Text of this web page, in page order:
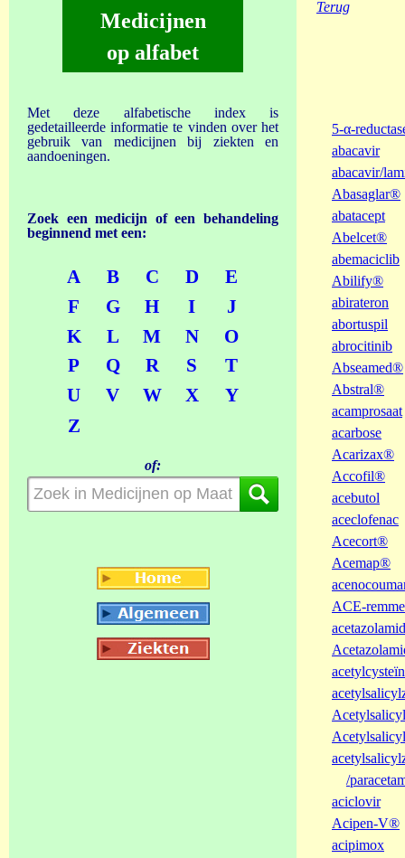
Medicijnen
op alfabet
Met deze alfabetische index is
gedetailleerde informatie te vinden over het
gebruik van medicijnen bij ziekten en
aandoeningen.
Zoek een medicijn of een behandeling
beginnend met een:
A B C D
E
F
G H I
J
K
L M N
O
P
Q R S
T
U
V W X
Y
Z
of:
Terug
5-α-
abacavir
abacavir/
Abasaglar®
abatacept
Abelcet®
abemaciclib
Abilify®
abirateron
abortuspil
abrocitinib
Abseamed®
Abstral®
acamprosaat
acarbose
Acarizax®
Accofil®
acebutol
aceclofenac
Acecort®
Acemap®
ACE-
/
aciclovir
Acipen-V®
acipimox